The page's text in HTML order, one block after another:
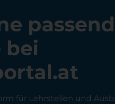
bei
für Lehrstellen und